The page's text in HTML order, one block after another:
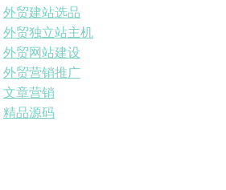
外贸建站选品
外贸独立站主机
外贸网站建设
外贸营销推广
文章营销
精品源码